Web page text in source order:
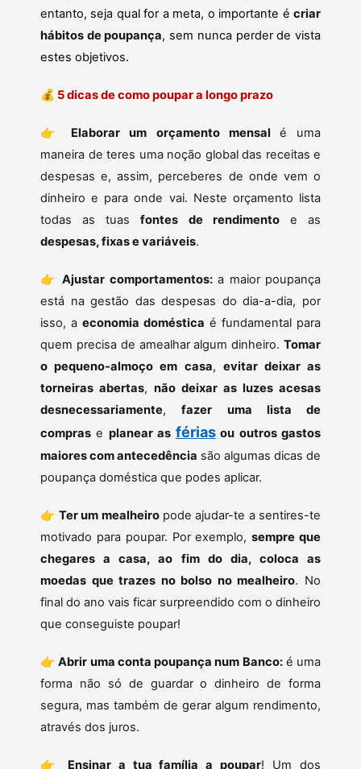
entanto, seja qual for a meta, o importante é criar
hábitos de poupança, sem nunca perder de vista
estes objetivos.
💰 5 dicas de como poupar a longo prazo
👉 Elaborar um orçamento mensal é uma
maneira de teres uma noção global das receitas e
despesas e, assim, perceberes de onde vem o
dinheiro e para onde vai. Neste orçamento lista
todas as tuasfontes de rendimentoe as
despesas, fixas e variáveis.
👉 Ajustar comportamentos:a maior poupança
está na gestão das despesas do dia-a-dia, por
isso, a economia doméstica é fundamental para
quem precisa de amealhar algum dinheiro. Tomar
o pequeno-almoço em casa, evitar deixar as
torneiras abertas, não deixar as luzes acesas
desnecessariamente,fazer uma lista de
compras e planear as fériasou outros gastos
maiores com antecedência são algumas dicas de
poupança doméstica que podes aplicar.
👉 Ter um mealheiropode ajudar-te a sentires-te
motivado para poupar. Por exemplo,sempre que
chegares a casa, ao fim do dia, coloca as
moedas que trazes no bolso no mealheiro. No
final do ano vais ficar surpreendido com o dinheiro
que conseguiste poupar!
👉Abrir uma conta poupança num Banco:é uma
forma não só de guardar o dinheiro de forma
segura, mas também de gerar algum rendimento,
através dos juros.
👉 Ensinar a tua família a poupar! Um dos